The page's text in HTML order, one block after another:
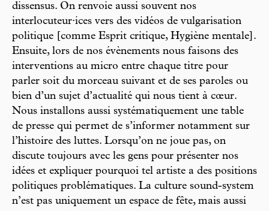
dissensus. On renvoie aussi souvent nos
interlocuteur·ices vers des vidéos de vulgarisation
politique [comme Esprit critique, Hygiène mentale].
Ensuite, lors de nos évènements nous faisons des
interventions au micro entre chaque titre pour
parler soit du morceau suivant et de ses paroles ou
bien d’un sujet d’actualité qui nous tient à cœur.
Nous installons aussi systématiquement une table
de presse qui permet de s’informer notamment sur
l’histoire des luttes. Lorsqu’on ne joue pas, on
discute toujours avec les gens pour présenter nos
idées et expliquer pourquoi tel artiste a des positions
politiques problématiques. La culture sound-system
n’est pas uniquement un espace de fête, mais aussi